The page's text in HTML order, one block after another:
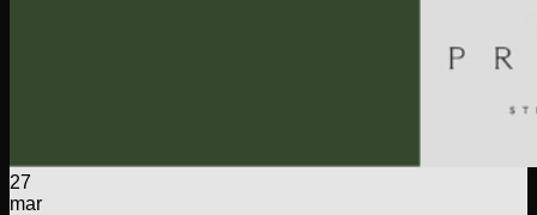
27
mar